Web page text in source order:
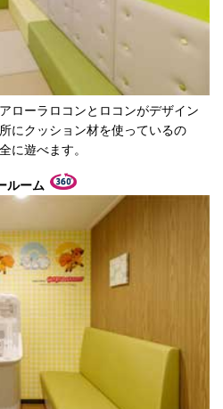
ローラロコンとロコンがデザイン
にクッション材を使っているの
に遊べます。
ルーム